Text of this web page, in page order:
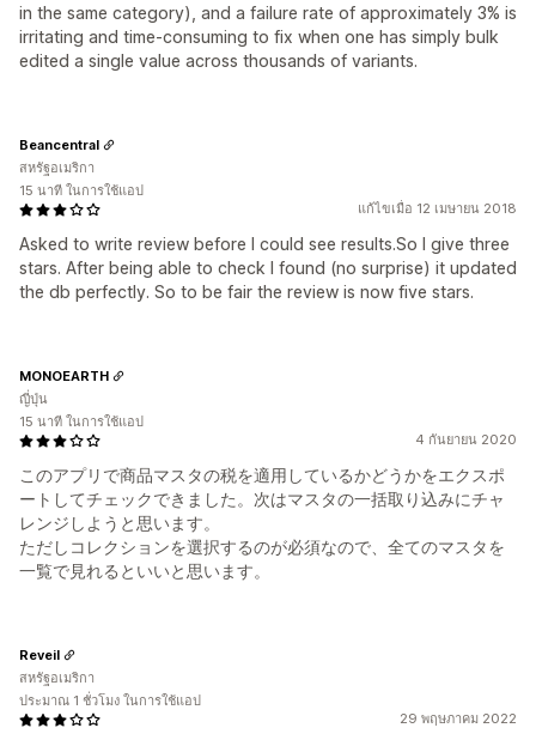
in the same category), and a failure rate of approximately 3% is
irritating and time-consuming to fix when one has simply bulk
edited a single value across thousands of variants.
แก้ไขเมื่อ 12 เมษายน 2018
Asked to write review before I could see results.So I give three
stars. After being able to check I found (no surprise) it updated
the db perfectly. So to be fair the review is now five stars.
Beancentral
สหรัฐอเมริกา
15 นาที ในการใช้แอป
4 กันยายน 2020
このアプリで商品マスタの税を適用しているかどうかをエクスポ
ートしてチェックできました。次はマスタの一括取り込みにチャ
レンジしようと思います。
ただしコレクションを選択するのが必須なので、全てのマスタを
一覧で見れるといいと思います。
MONOEARTH
ญี่ปุ่น
15 นาที ในการใช้แอป
29 พฤษภาคม 2022
Reveil
สหรัฐอเมริกา
ประมาณ 1 ชั่วโมง ในการใช้แอป